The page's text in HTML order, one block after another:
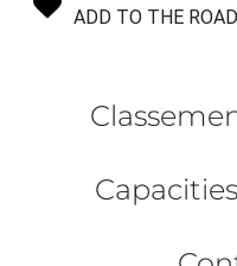
ADD TO THE
Capacities